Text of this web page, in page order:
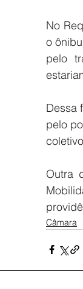
No
o
pelo
Dessa
pelo
Outra
Câmara